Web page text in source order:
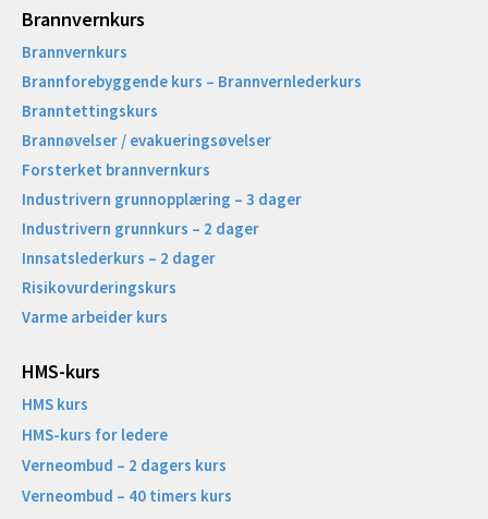
Brannvernkurs
Brannvernkurs
Brannforebyggende kurs – Brannvernlederkurs
Branntettingskurs
Brannøvelser / evakueringsøvelser
Forsterket brannvernkurs
Industrivern grunnopplæring – 3 dager
Industrivern grunnkurs – 2 dager
Innsatslederkurs – 2 dager
Risikovurderingskurs
Varme arbeider kurs
HMS-kurs
HMS kurs
HMS-kurs for ledere
Verneombud – 2 dagers kurs
Verneombud – 40 timers kurs